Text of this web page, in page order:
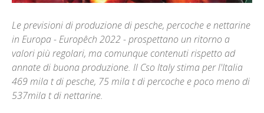
Le previsioni di produzione di pesche, percoche e nettarine
in Europa - Europêch 2022 - prospettano un ritorno a
valori più regolari, ma comunque contenuti rispetto ad
annate di buona produzione. Il Cso Italy stima per l'Italia
469 mila t di pesche, 75 mila t di percoche e poco meno di
537mila t di nettarine.